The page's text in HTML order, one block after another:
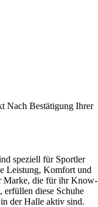
Nach Bestätigung Ihrer
speziell für Sportler
Leistung, Komfort und
Marke, die für ihr Know-
erfüllen diese Schuhe
der Halle aktiv sind.